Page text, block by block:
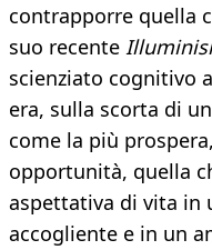
contrapporre quella
suo recente
scienziato cognitivo
era, sulla scorta di
come la più
opportunità, quella
aspettativa di vita in
accogliente e in un